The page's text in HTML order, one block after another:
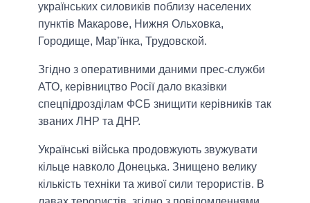
українських силовиків поблизу населених
пунктів Макарове, Нижня Ольховка,
Городище, Мар’їнка, Трудовской.
Згідно з оперативними даними прес-служби
АТО, керівництво Росії дало вказівки
спецпідрозділам ФСБ знищити керівників так
званих ЛНР та ДНР.
Українські війська продовжують звужувати
кільце навколо Донецька. Знищено велику
кількість техніки та живої сили терористів. В